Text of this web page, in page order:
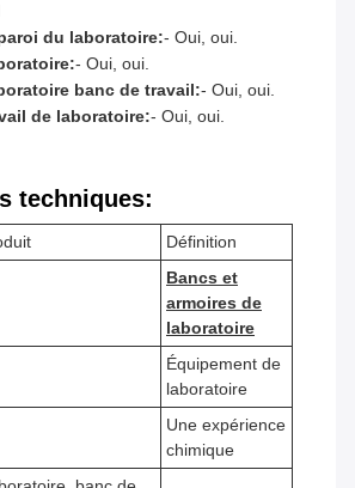
du laboratoire:- Oui, oui.
- Oui, oui.
banc de travail:- Oui, oui.
de laboratoire:- Oui, oui.
techniques:
Définition
Bancs et
armoires de
laboratoire
Équipement de
laboratoire
Une expérience
chimique